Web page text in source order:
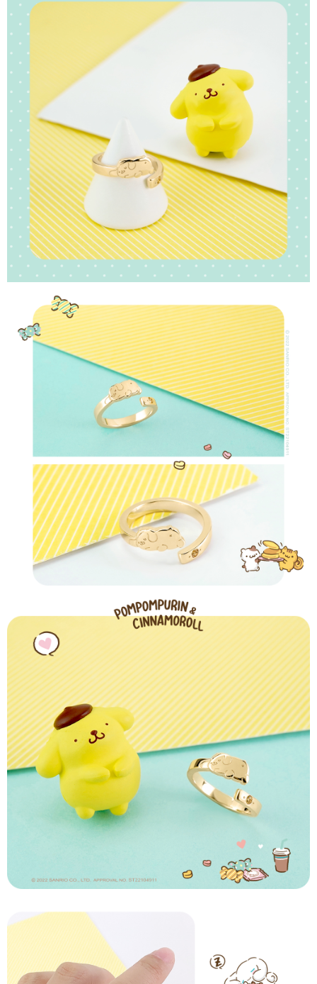
４．使用「AFTEE先享後付」時，將依據個別帳號之用戶狀況，依本公司即
時審查核予不同之上限額度；若仍有額度不足之情形，本公司將視審查結果
請求用戶進行身份認證。
５．嚴禁一人註冊多個帳號或使用他人資訊註冊。若發現惡意使用之情形，
恩沛科技股份有限公司將有權停止該用戶之使用額度並採取法律行動。
貨到付款
每筆NT$90
國家/地區配送 查看運費